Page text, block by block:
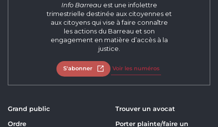
Info Barreau est une infolettre
trimestrielle destinée aux citoyennes et
aux citoyens qui vise à faire connaître
les actions du Barreau et son
engagement en matière d’accès à la
justice.
S'abonner Ouvrir dans un nouvel onglet
Voir les numéros
Grand public
Ordre
Trouver un avocat
Porter plainte/faire un